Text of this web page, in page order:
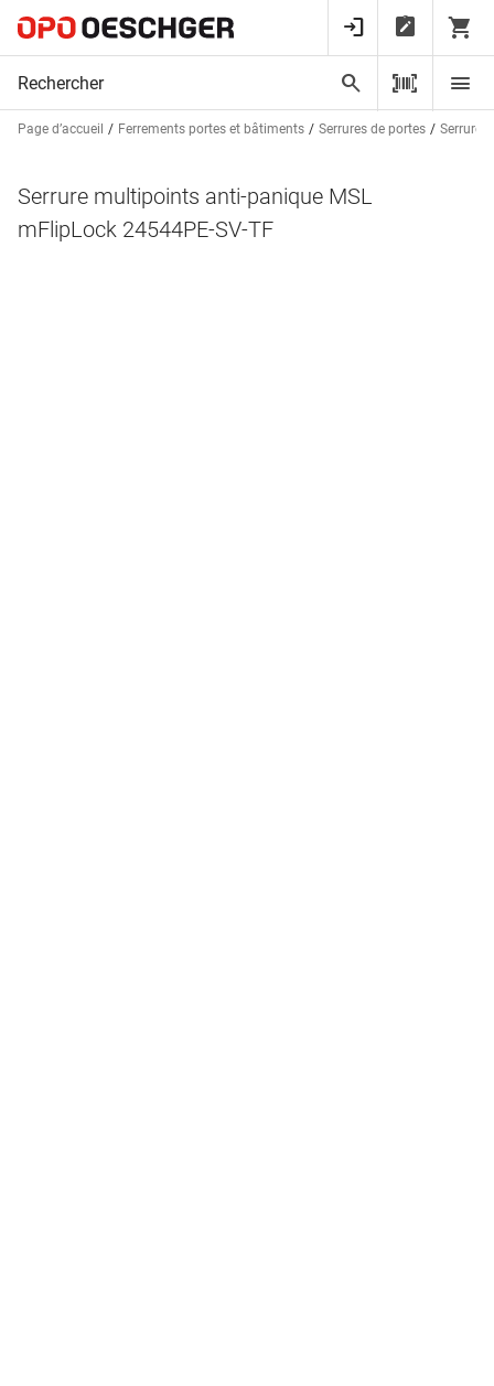
Page d’accueil Ferrements portes et bâtiments Serrures de portes Serrures
Serrure multipoints anti-panique MSL
mFlipLock 24544PE-SV-TF